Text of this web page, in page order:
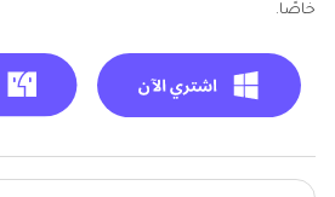
خاصًا.